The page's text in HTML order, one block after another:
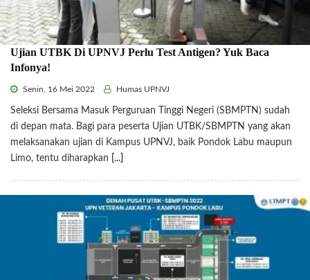
Ujian UTBK Di UPNVJ Perlu Test Antigen? Yuk Baca
Infonya!
Senin, 16 Mei 2022 Humas UPNVJ
Seleksi Bersama Masuk Perguruan Tinggi Negeri (SBMPTN) sudah
di depan mata. Bagi para peserta Ujian UTBK/SBMPTN yang akan
melaksanakan ujian di Kampus UPNVJ, baik Pondok Labu maupun
Limo, tentu diharapkan
[...]